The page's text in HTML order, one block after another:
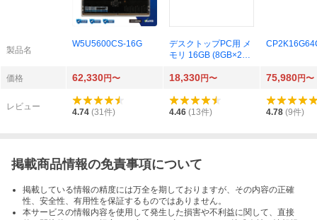
製品名
W5U5600CS-16G
デスクトップPC用 メ
モリ 16GB (8GB×2枚)
200) WT-LD3200-D16
MM 内蔵メモリー 増
設メモリー 5639
価格 62,330円〜 18,330円〜 75,980円〜
レビュー
4.74 (31件) 4.46 (13件) 4.78 (9件)
掲載商品情報の免責事項について
掲載している情報の精度には万全を期しておりますが、その内容の正確
性、安全性、有用性を保証するものではありません。
本サービスの情報内容を使用して発生した損害や不利益に関して、直接